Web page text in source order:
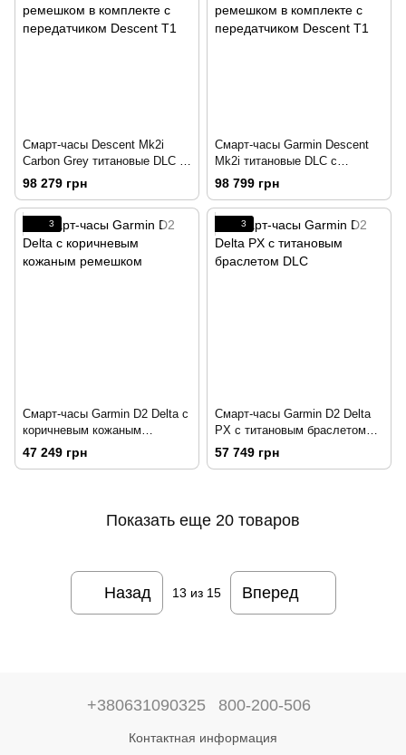
Смарт-часы Descent Mk2i
Carbon Grey титановые DLC с
черным силиконовым
ремешком в комплекте с
передатчиком Descent T1
98 279 грн
Смарт-часы Garmin Descent
Mk2i титановые DLC с
титановым ремешком в
комплекте с передатчиком
Descent T1
98 799 грн
3
Смарт-часы Garmin D2 Delta с
коричневым кожаным
ремешком
47 249 грн
3
Смарт-часы Garmin D2 Delta
PX с титановым браслетом
DLC
57 749 грн
Показать еще 20 товаров
Назад 13 из 15 Вперед
+380631090325 800-200-506
Контактная информация